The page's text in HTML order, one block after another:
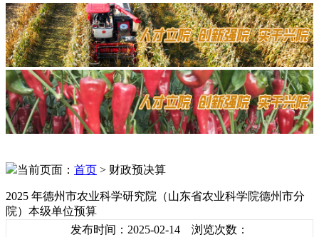
当前页面： 首页 > 财政预决算
2025 年德州市农业科学研究院（山东省农业科学院德州市分
院）本级单位预算
发布时间：2025-02-14 浏览次数：